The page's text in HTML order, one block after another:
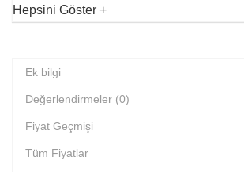
Hepsini Göster +
Ek bilgi
Değerlendirmeler (0)
Fiyat Geçmişi
Tüm Fiyatlar